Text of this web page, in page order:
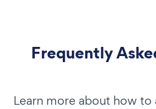
Frequently
Learn more about how